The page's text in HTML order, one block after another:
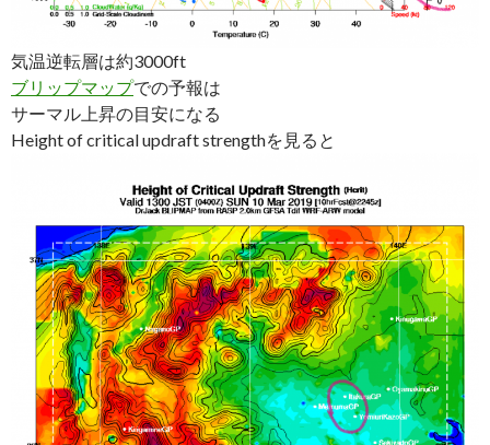
気温逆転層は約3000ft
ブリップマップでの予報は
サーマル上昇の目安になる
Height of critical updraft strengthを見ると